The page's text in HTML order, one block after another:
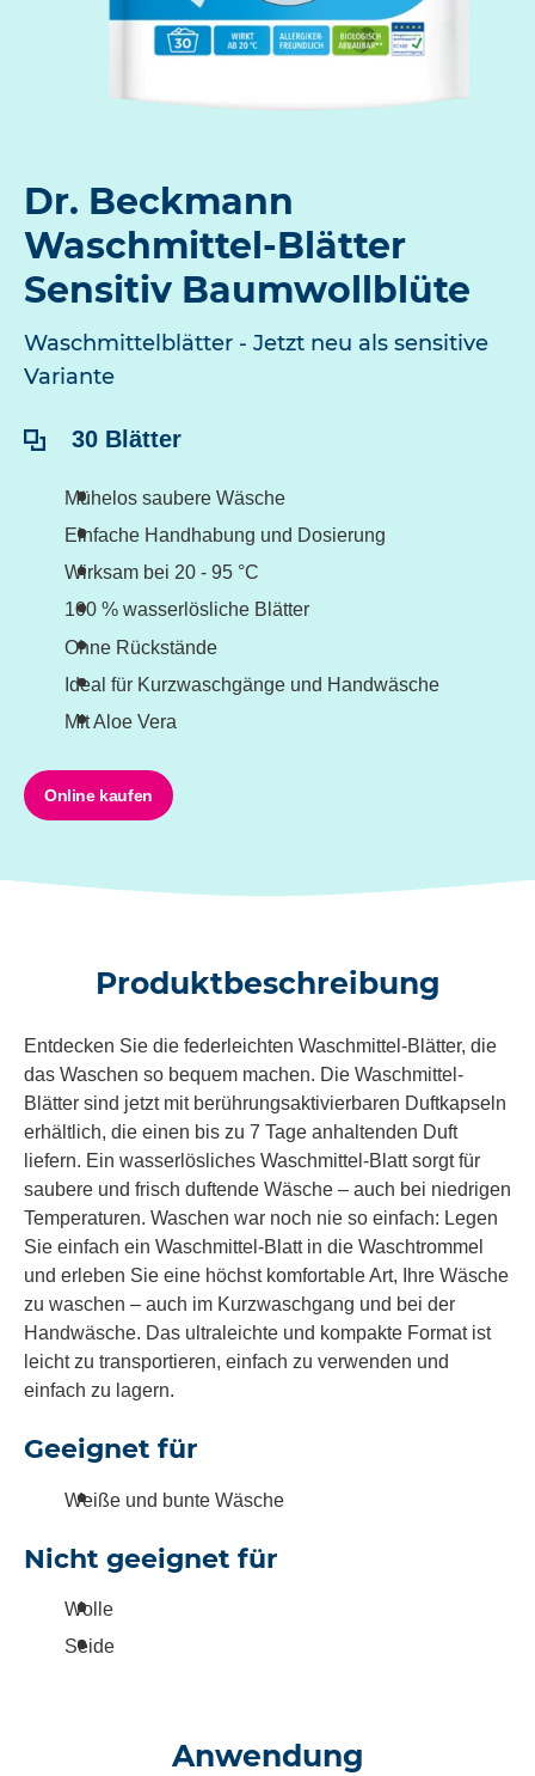
Dr. Beckmann
Waschmittel-Blätter
Sensitiv Baumwollblüte
Waschmittelblätter - Jetzt neu als sensitive
Variante
Inhalt:30 Blätter
Mühelos saubere Wäsche
Einfache Handhabung und Dosierung
Wirksam bei 20 - 95 °C
100 % wasserlösliche Blätter
Ohne Rückstände
Ideal für Kurzwaschgänge und Handwäsche
Mit Aloe Vera
Online kaufen
Produktbeschreibung
Entdecken Sie die federleichten Waschmittel-Blätter, die
das Waschen so bequem machen. Die Waschmittel-
Blätter sind jetzt mit berührungsaktivierbaren Duftkapseln
erhältlich, die einen bis zu 7 Tage anhaltenden Duft
liefern. Ein wasserlösliches Waschmittel-Blatt sorgt für
saubere und frisch duftende Wäsche – auch bei niedrigen
Temperaturen. Waschen war noch nie so einfach: Legen
Sie einfach ein Waschmittel-Blatt in die Waschtrommel
und erleben Sie eine höchst komfortable Art, Ihre Wäsche
zu waschen – auch im Kurzwaschgang und bei der
Handwäsche. Das ultraleichte und kompakte Format ist
leicht zu transportieren, einfach zu verwenden und
einfach zu lagern.
Geeignet für
Weiße und bunte Wäsche
Nicht geeignet für
Wolle
Seide
Anwendung